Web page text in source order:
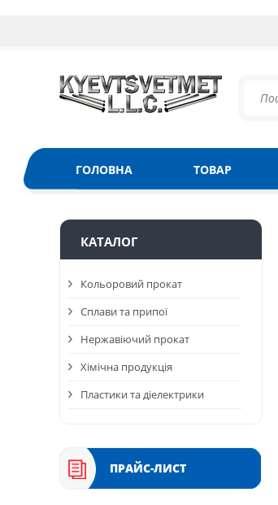
ГОЛОВНА ТОВАР
КАТАЛОГ
Кольоровий прокат
Сплави та припої
Нержавіючий прокат
Хімічна продукція
Пластики та діелектрики
ПРАЙС-ЛИСТ